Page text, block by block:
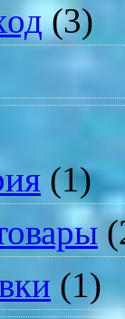
(3)
(1)
(1)